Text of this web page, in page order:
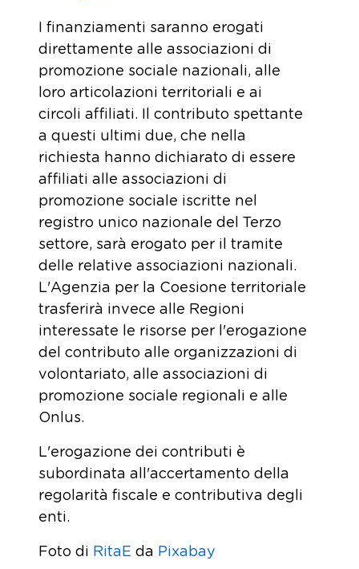
I finanziamenti saranno erogati
direttamente alle associazioni di
promozione sociale nazionali, alle
loro articolazioni territoriali e ai
circoli affiliati. Il contributo spettante
a questi ultimi due, che nella
richiesta hanno dichiarato di essere
affiliati alle associazioni di
promozione sociale iscritte nel
registro unico nazionale del Terzo
settore, sarà erogato per il tramite
delle relative associazioni nazionali.
L'Agenzia per la Coesione territoriale
trasferirà invece alle Regioni
interessate le risorse per l'erogazione
del contributo alle organizzazioni di
volontariato, alle associazioni di
promozione sociale regionali e alle
Onlus.
L'erogazione dei contributi è
subordinata all'accertamento della
regolarità fiscale e contributiva degli
enti.
Foto di RitaE da Pixabay